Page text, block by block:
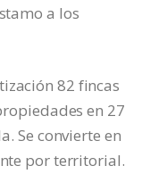
a los
82 fincas
en 27
Se convierte en
por territorial.